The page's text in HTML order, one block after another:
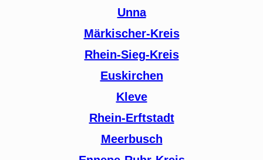
Unna
Märkischer-Kreis
Rhein-Sieg-Kreis
Euskirchen
Kleve
Rhein-Erftstadt
Meerbusch